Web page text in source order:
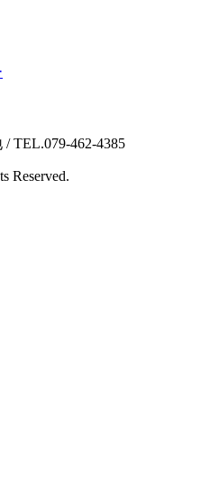
TEL.079-462-4385
Reserved.